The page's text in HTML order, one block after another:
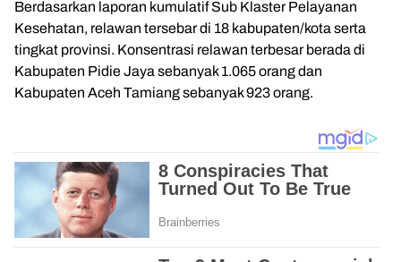
Berdasarkan laporan kumulatif Sub Klaster Pelayanan
Kesehatan, relawan tersebar di 18 kabupaten/kota serta
tingkat provinsi. Konsentrasi relawan terbesar berada di
Kabupaten Pidie Jaya sebanyak 1.065 orang dan
Kabupaten Aceh Tamiang sebanyak 923 orang.